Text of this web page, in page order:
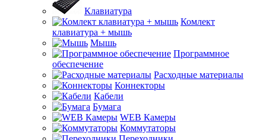
Клавиатура
Комлект
клавиатура + мышь
Мышь
Программное
обеспечение
Расходные материалы
Коннекторы
Кабели
Бумага
WEB Камеры
Коммутаторы